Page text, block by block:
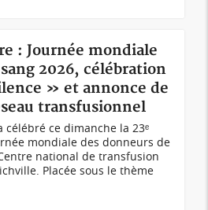
: Journée mondiale
2026, célébration
» et annonce de
transfusionnel
célébré ce dimanche la 23ᵉ
mondiale des donneurs de
national de transfusion
Placée sous le thème